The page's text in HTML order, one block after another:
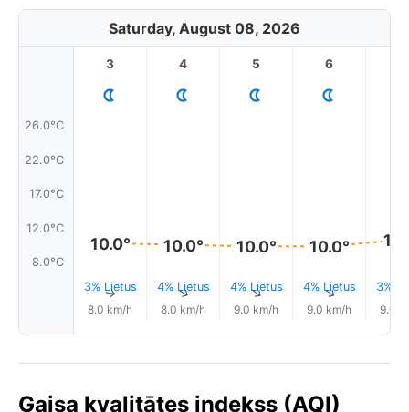
Saturday, August 08, 2026
26.0°C
22.0°C
17.0°C
12.0°C
8.0°C
3
10.0°
3% Lietus
↑
8.0 km/h
4
10.0°
4% Lietus
↑
8.0 km/h
5
10.0°
4% Lietus
↑
9.0 km/h
6
10.0°
4% Lietus
↑
9.0 km/h
3%
9.0
Gaisa kvalitātes indekss (AQI)